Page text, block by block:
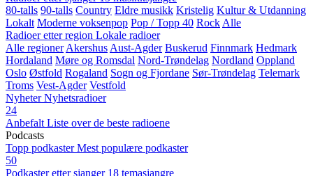
80-talls 90-talls Country Eldre musikk Kristelig Kultur & Utdanning
Lokalt Moderne voksenpop Pop / Topp 40 Rock Alle
Radioer etter region Lokale radioer
Alle regioner Akershus Aust-Agder Buskerud Finnmark Hedmark
Hordaland Møre og Romsdal Nord-Trøndelag Nordland Oppland
Oslo Østfold Rogaland Sogn og Fjordane Sør-Trøndelag Telemark
Troms Vest-Agder Vestfold
Nyheter Nyhetsradioer
24
Anbefalt Liste over de beste radioene
Podcasts
Topp podkaster Mest populære podkaster
50
Podkaster etter sjanger 18 temasjangre